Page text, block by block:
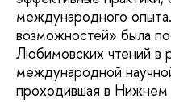
международного
возможностей» была
Любимовских чтений в
международной
проходившая в